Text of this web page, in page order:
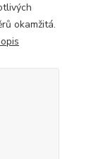
okamžitá.